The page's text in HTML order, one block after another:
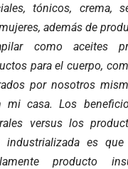
tónicos, crema,
además de
como aceites
para el cuerpo,
por nosotros
mi casa. Los
versus los
industrializada es que
producto